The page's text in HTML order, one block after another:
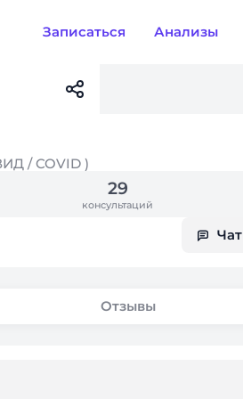
Записаться Анализы
/ COVID )
29
консультаций
Чат
Отзывы